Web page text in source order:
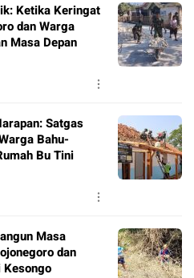
Ketika Keringat
dan Warga
Masa Depan
Satgas
Bahu-
Bu Tini
Masa
dan